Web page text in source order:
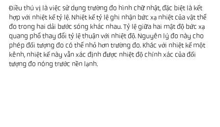
Điều thú vị là việc sử dụng trường đo hình chữ nhật, đặc biệt là kết
hợp với nhiệt kế tỷ lệ. Nhiệt kế tỷ lệ ghi nhận bức xạ nhiệt của vật thể
đo trong hai dải bước sóng khác nhau. Tỷ lệ giữa hai mật độ bức xạ
quang phổ thay đổi tỷ lệ thuận với nhiệt độ. Nguyên lý đo này cho
phép đối tượng đo có thể nhỏ hơn trường đo. Khác với nhiệt kế một
kênh, nhiệt kế này vẫn xác định được nhiệt độ chính xác của đối
tượng đo nóng trước nền lạnh.